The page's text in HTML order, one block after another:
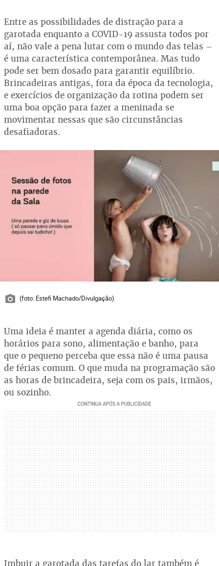
Entre as possibilidades de distração para a
garotada enquanto a COVID-19 assusta todos por
aí, não vale a pena lutar com o mundo das telas –
é uma característica contemporânea. Mas tudo
pode ser bem dosado para garantir equilíbrio.
Brincadeiras antigas, fora da época da tecnologia,
e exercícios de organização da rotina podem ser
uma boa opção para fazer a meninada se
movimentar nessas que são circunstâncias
desafiadoras.
(foto: Estefi Machado/Divulgação)
Uma ideia é manter a agenda diária, como os
horários para sono, alimentação e banho, para
que o pequeno perceba que essa não é uma pausa
de férias comum. O que muda na programação são
as horas de brincadeira, seja com os pais, irmãos,
ou sozinho.
Imbuir a garotada das tarefas do lar também é